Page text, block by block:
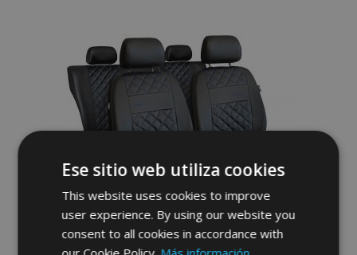
Lista
de
Deseos
Ese sitio web utiliza cookies
This website uses cookies to improve
user experience. By using our website you
consent to all cookies in accordance with